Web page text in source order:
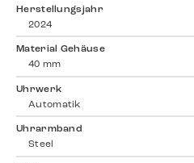
Herstellungsjahr
2024
Material Gehäuse
40 mm
Uhrwerk
Automatik
Uhrarmband
Steel